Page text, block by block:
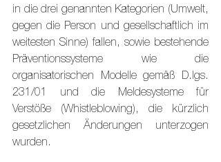
in die drei genannten Kategorien (Umwelt,
gegen die Person und gesellschaftlich im
weitesten Sinne) fallen, sowie bestehende
Präventionssysteme wie die
organisatorischen Modelle gemäß D.lgs.
231/01 und die Meldesysteme für
Verstöße (Whistleblowing), die kürzlich
gesetzlichen Änderungen unterzogen
wurden.